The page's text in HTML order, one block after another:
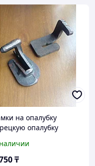
на опалубку
опалубку
₸